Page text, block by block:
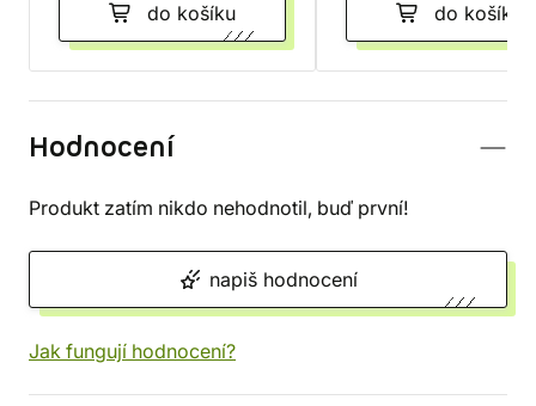
do košíku do košíku
Hodnocení
Produkt zatím nikdo nehodnotil, buď první!
napiš hodnocení
Jak fungují hodnocení?